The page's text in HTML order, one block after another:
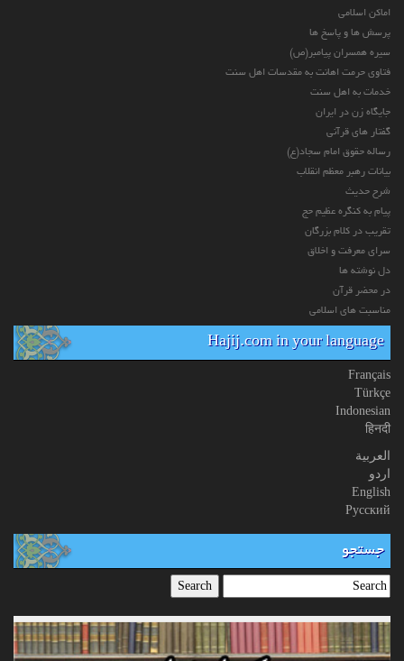
اماکن اسلامی
پرسش ها و پاسخ ها
سیره همسران پیامبر(ص)
فتاوی حرمت اهانت به مقدسات اهل سنت
خدمات به اهل سنت
جایگاه زن در ایران
گفتار های قرآنی
رساله حقوق امام سجاد(ع)
بیانات رهبر معظم انقلاب
شرح حدیث
پیام به کنگره عظیم حج
تقریب در کلام بزرگان
سرای معرفت و اخلاق
دل نوشته ها
در محضر قرآن
مناسبت های اسلامی
Hajij.com in your language
Français
Türkçe
Indonesian
हिनदी
العربیة
اردو
English
Русский
جستجو